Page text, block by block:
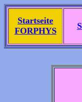
Startseite
FORPHYS